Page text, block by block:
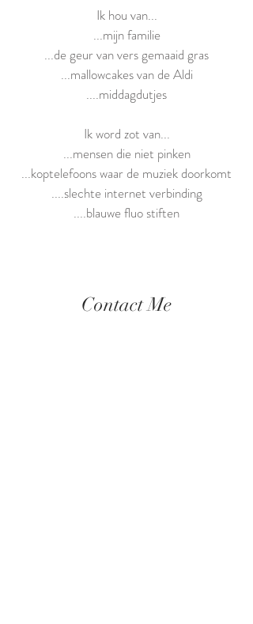
Ik hou van...
...mijn familie
...de geur van vers gemaaid gras
...mallowcakes van de Aldi
....middagdutjes
Ik word zot van...
...mensen die niet pinken
...koptelefoons waar de muziek doorkomt
....slechte internet verbinding
....blauwe fluo stiften
Contact Me